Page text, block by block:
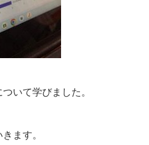
いて学びました。
ます。